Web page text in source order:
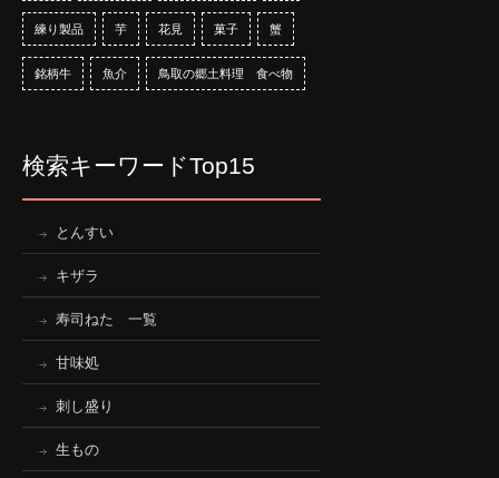
練り製品 芋 花見 菓子 蟹
銘柄牛 魚介 鳥取の郷土料理 食べ物
検索キーワードTop15
とんすい
キザラ
寿司ねた 一覧
甘味処
刺し盛り
生もの